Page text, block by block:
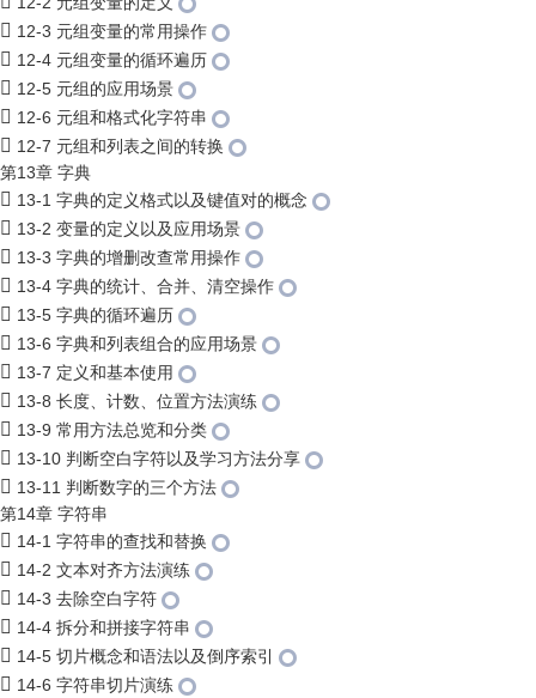
12-3 元组变量的常用操作
12-4 元组变量的循环遍历
12-5 元组的应用场景
12-6 元组和格式化字符串
12-7 元组和列表之间的转换
第13章 字典
13-1 字典的定义格式以及键值对的概念
13-2 变量的定义以及应用场景
13-3 字典的增删改查常用操作
13-4 字典的统计、合并、清空操作
13-5 字典的循环遍历
13-6 字典和列表组合的应用场景
13-7 定义和基本使用
13-8 长度、计数、位置方法演练
13-9 常用方法总览和分类
13-10 判断空白字符以及学习方法分享
13-11 判断数字的三个方法
第14章 字符串
14-1 字符串的查找和替换
14-2 文本对齐方法演练
14-3 去除空白字符
14-4 拆分和拼接字符串
14-5 切片概念和语法以及倒序索引
14-6 字符串切片演练